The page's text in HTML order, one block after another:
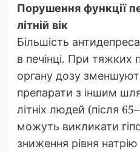
Порушення функції
літній вік
Більшість
в печінці. При тяжких
органу дозу
препарати з іншим
літніх людей (після
можуть викликати
зниження рівня